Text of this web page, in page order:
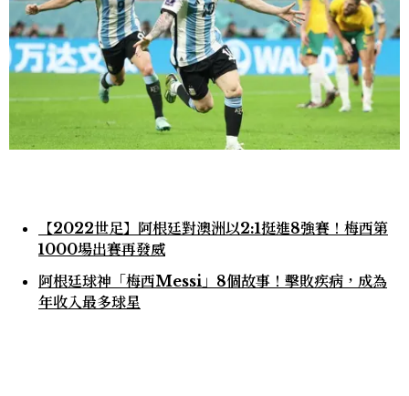
【2022世足】阿根廷對澳洲以2:1挺進8強賽！梅西第
1000場出賽再發威
阿根廷球神「梅西Messi」8個故事！擊敗疾病，成為
年收入最多球星